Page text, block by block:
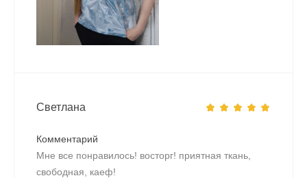
Светлана
Комментарий
Мне все понравилось! восторг! приятная ткань,
свободная, каеф!